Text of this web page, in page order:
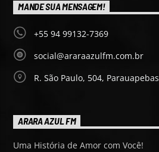
MANDE SUA MENSAGEM!
+55 94 99132-7369
social@araraazulfm.com.br
R. São Paulo, 504, Parauapebas
ARARA AZUL FM
Uma História de Amor com Você!